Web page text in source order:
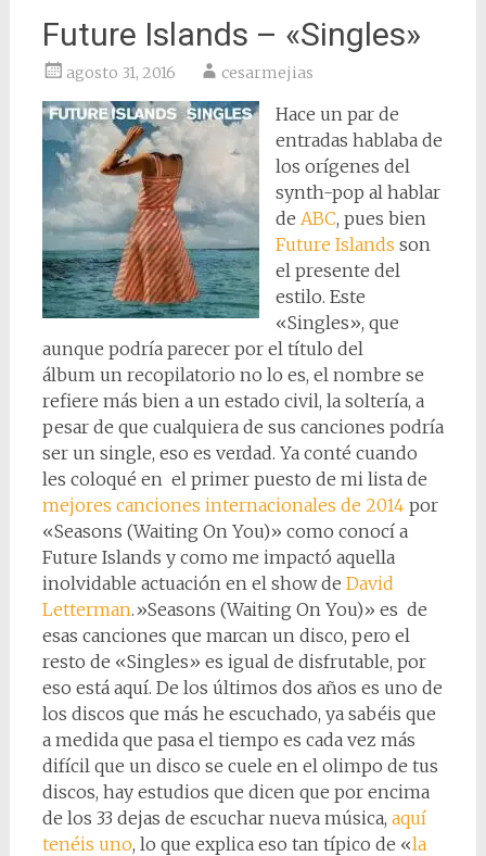
Future Islands – «Singles»
agosto 31, 2016 cesarmejias
Hace un par de
entradas hablaba de
los orígenes del
synth-pop al hablar
de ABC, pues bien
Future Islands son
el presente del
estilo. Este
«Singles», que
aunque podría parecer por el título del
álbum un recopilatorio no lo es, el nombre se
refiere más bien a un estado civil, la soltería, a
pesar de que cualquiera de sus canciones podría
ser un single, eso es verdad. Ya conté cuando
les coloqué en el primer puesto de mi lista de
mejores canciones internacionales de 2014por
«Seasons (Waiting On You)» como conocí a
Future Islands y como me impactó aquella
inolvidable actuación en el show de David
Letterman.»Seasons (Waiting On You)» es de
esas canciones que marcan un disco, pero el
resto de «Singles» es igual de disfrutable, por
eso está aquí. De los últimos dos años es uno de
los discos que más he escuchado, ya sabéis que
a medida que pasa el tiempo es cada vez más
difícil que un disco se cuele en el olimpo de tus
discos, hay estudios que dicen que por encima
de los 33 dejas de escuchar nueva música, aquí
tenéis uno, lo que explica eso tan típico de «la